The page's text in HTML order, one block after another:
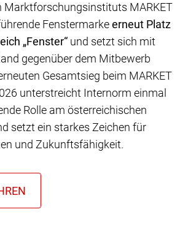
Marktforschungsinstituts MARKET
Fenstermarkeerneut Platz
„Fenster“ und setzt sich mit
gegenüber dem Mitbewerb
Gesamtsieg beim MARKET
unterstreicht Internorm einmal
Rolle am österreichischen
setzt ein starkes Zeichen für
und Zukunftsfähigkeit.